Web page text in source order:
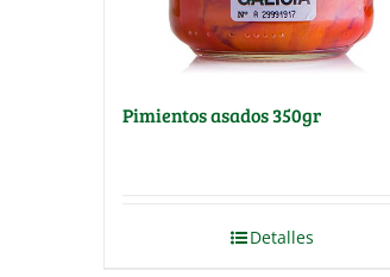
Pimientos asados 350gr
Detalles